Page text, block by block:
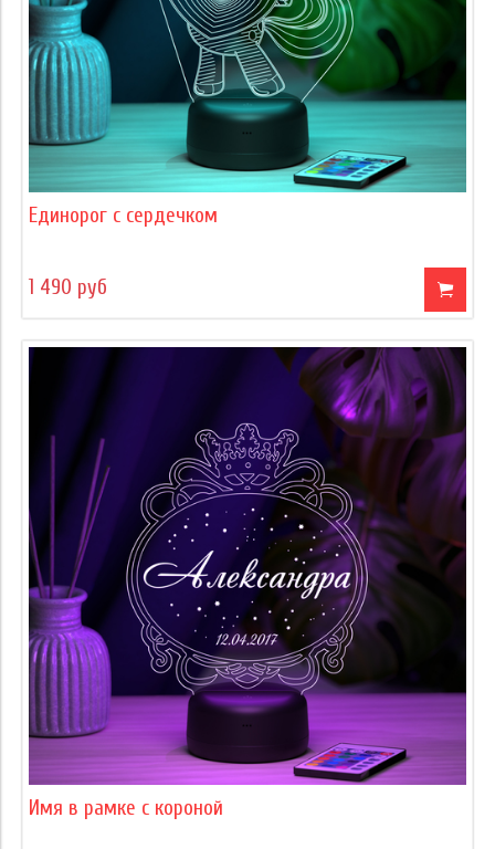
Единорог с сердечком
1 490 руб
Имя в рамке с короной